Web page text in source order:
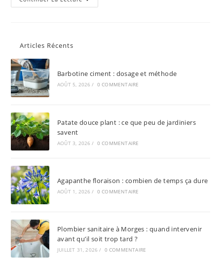
Articles Récents
Barbotine ciment : dosage et méthode
AOÛT 5, 2026 / 0 COMMENTAIRE
Patate douce plant : ce que peu de jardiniers
savent
AOÛT 3, 2026 / 0 COMMENTAIRE
Agapanthe floraison : combien de temps ça dure
AOÛT 1, 2026 / 0 COMMENTAIRE
Plombier sanitaire à Morges : quand intervenir
avant qu’il soit trop tard ?
JUILLET 31, 2026 / 0 COMMENTAIRE